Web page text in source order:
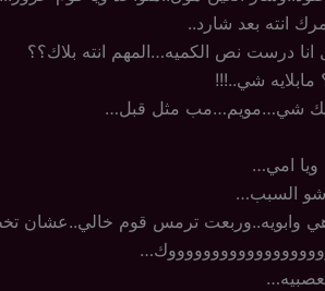
انته بعد شارد..
انا درست نص الكميه…المهم انته بلاك؟؟
مابلايه شي..!!!
شي…مويم…مب مثل قبل…
امي…
السبب…
وابويه..وربعت ترمس قوم خالي..عشان